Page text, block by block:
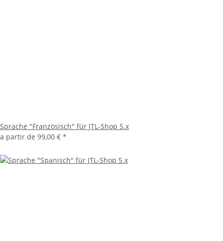
Sprache "Französisch" für JTL-Shop 5.x
a partir de 99,00 € *